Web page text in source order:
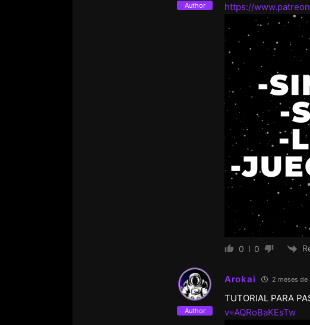
Author
https://
0 0
Author
Arokai 2 meses de
TUTORIAL PARA
v=AQRoBaKEsTw